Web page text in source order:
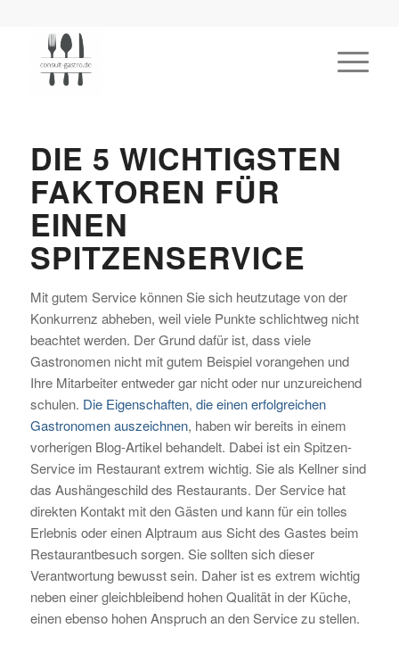
DIE 5 WICHTIGSTEN
FAKTOREN FÜR
EINEN
SPITZENSERVICE
Mit gutem Service können Sie sich heutzutage von der
Konkurrenz abheben, weil viele Punkte schlichtweg nicht
beachtet werden. Der Grund dafür ist, dass viele
Gastronomen nicht mit gutem Beispiel vorangehen und
Ihre Mitarbeiter entweder gar nicht oder nur unzureichend
schulen. Die Eigenschaften, die einen erfolgreichen
Gastronomen auszeichnen, haben wir bereits in einem
vorherigen Blog-Artikel behandelt. Dabei ist ein Spitzen-
Service im Restaurant extrem wichtig. Sie als Kellner sind
das Aushängeschild des Restaurants. Der Service hat
direkten Kontakt mit den Gästen und kann für ein tolles
Erlebnis oder einen Alptraum aus Sicht des Gastes beim
Restaurantbesuch sorgen. Sie sollten sich dieser
Verantwortung bewusst sein. Daher ist es extrem wichtig
neben einer gleichbleibend hohen Qualität in der Küche,
einen ebenso hohen Anspruch an den Service zu stellen.